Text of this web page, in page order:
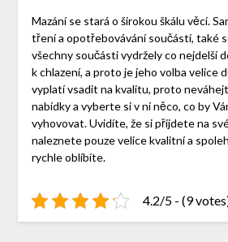
Mazání se stará o širokou škálu věcí.
tření a opotřebovávání součástí, také
všechny součásti vydržely co nejdelší
k chlazení, a proto je jeho volba velice
vyplatí vsadit na kvalitu, proto
nabídky a vyberte si v ní něco, co by
vyhovovat. Uvidíte, že si přijdete na
naleznete pouze velice kvalitní a
rychle oblíbíte.
4.2/5 - (9